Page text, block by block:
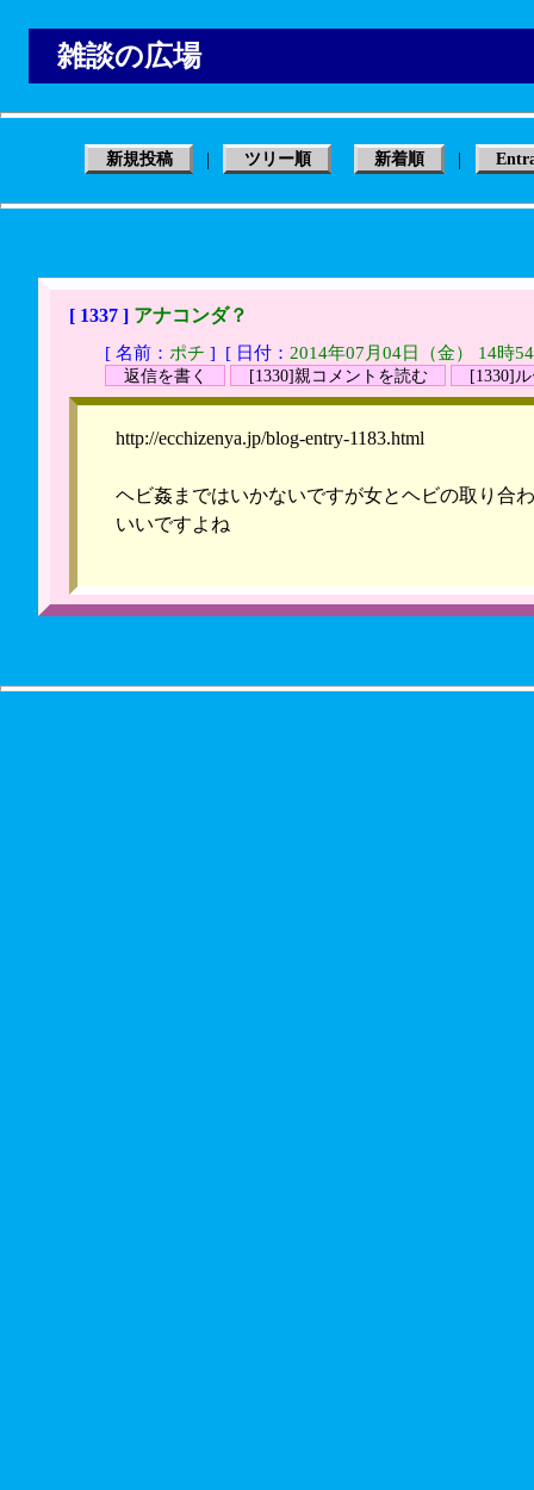
雑談の広場
新規投稿 | ツリー順 新着順 |
[ 1337 ] アナコンダ？
[ 名前： ポチ] [ 日付： 2014年07月04日（金） 14時
返信を書く [1330]親コメントを読む [1330]
http://ecchizenya.jp/blog-entry-1183.html
ヘビ姦まではいかないですが女とヘビの取り合
いいですよね